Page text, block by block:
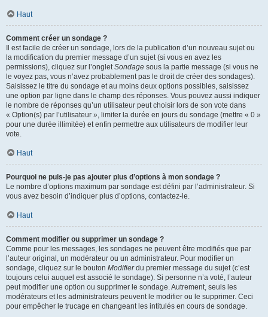
Haut
Comment créer un sondage ?
Il est facile de créer un sondage, lors de la publication d’un nouveau sujet ou
la modification du premier message d’un sujet (si vous en avez les
permissions), cliquez sur l’ongletSondage sous la partie message (si vous ne
le voyez pas, vous n’avez probablement pas le droit de créer des sondages).
Saisissez le titre du sondage et au moins deux options possibles, saisissez
une option par ligne dans le champ des réponses. Vous pouvez aussi indiquer
le nombre de réponses qu’un utilisateur peut choisir lors de son vote dans
« Option(s) par l’utilisateur », limiter la durée en jours du sondage (mettre « 0 »
pour une durée illimitée) et enfin permettre aux utilisateurs de modifier leur
vote.
Haut
Pourquoi ne puis-je pas ajouter plus d’options à mon sondage ?
Le nombre d’options maximum par sondage est défini par l’administrateur. Si
vous avez besoin d’indiquer plus d’options, contactez-le.
Haut
Comment modifier ou supprimer un sondage ?
Comme pour les messages, les sondages ne peuvent être modifiés que par
l’auteur original, un modérateur ou un administrateur. Pour modifier un
sondage, cliquez sur le bouton Modifierdu premier message du sujet (c’est
toujours celui auquel est associé le sondage). Si personne n’a voté, l’auteur
peut modifier une option ou supprimer le sondage. Autrement, seuls les
modérateurs et les administrateurs peuvent le modifier ou le supprimer. Ceci
pour empêcher le trucage en changeant les intitulés en cours de sondage.